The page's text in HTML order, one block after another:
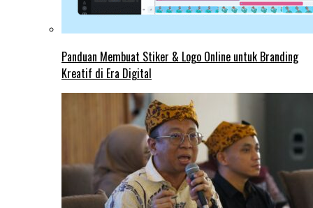
Panduan Membuat Stiker & Logo Online untuk Branding
Kreatif di Era Digital